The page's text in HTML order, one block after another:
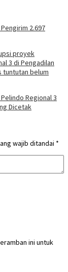
2.697
Regional 3
Dicetak
wajib ditandai *
ini untuk